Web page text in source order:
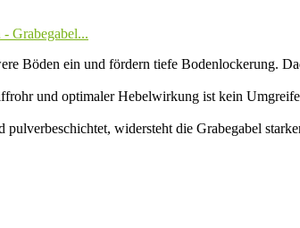
Grabegabel...
Böden ein und fördern tiefe Bodenlockerung.
und optimaler Hebelwirkung ist kein
widersteht die Grabegabel